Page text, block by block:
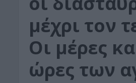
μέχρι τον
Οι μέρες
ώρες των